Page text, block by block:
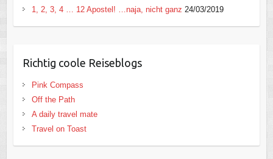
1, 2, 3, 4 … 12 Apostel! …naja, nicht ganz 24/03/2019
Richtig coole Reiseblogs
Pink Compass
Off the Path
A daily travel mate
Travel on Toast